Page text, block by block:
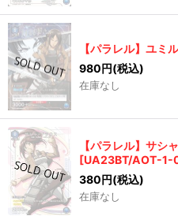
【パラレル】ユミ
980円(税込)
在庫なし
【パラレル】サシ
[UA23BT/AOT-1-
380円(税込)
在庫なし